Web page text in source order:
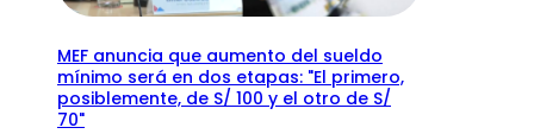
MEF anuncia que aumento del sueldo
mínimo será en dos etapas: "El primero,
posiblemente, de S/ 100 y el otro de S/
70"